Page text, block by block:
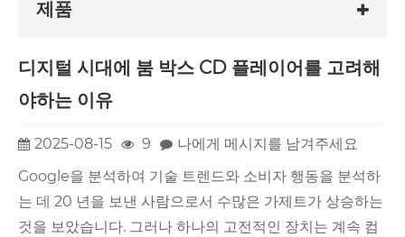
제품
디지털 시대에 붐 박스 CD 플레이어를 고려해
야하는 이유
2025-08-15 9
나에게 메시지를 남겨주세요
Google을 분석하여 기술 트렌드와 소비자 행동을 분석하
는 데 20 년을 보낸 사람으로서 수많은 가제트가 상승하는
것을 보았습니다. 그러나 하나의 고전적인 장치는 계속 컴